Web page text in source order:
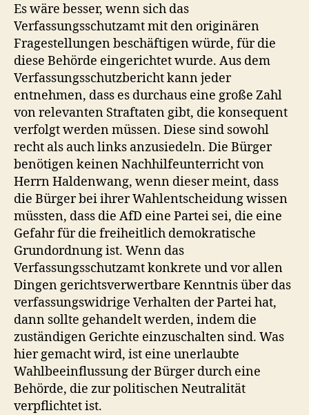
Es wäre besser, wenn sich das
Verfassungsschutzamt mit den originären
Fragestellungen beschäftigen würde, für die
diese Behörde eingerichtet wurde. Aus dem
Verfassungsschutzbericht kann jeder
entnehmen, dass es durchaus eine große Zahl
von relevanten Straftaten gibt, die konsequent
verfolgt werden müssen. Diese sind sowohl
recht als auch links anzusiedeln. Die Bürger
benötigen keinen Nachhilfeunterricht von
Herrn Haldenwang, wenn dieser meint, dass
die Bürger bei ihrer Wahlentscheidung wissen
müssten, dass die AfD eine Partei sei, die eine
Gefahr für die freiheitlich demokratische
Grundordnung ist. Wenn das
Verfassungsschutzamt konkrete und vor allen
Dingen gerichtsverwertbare Kenntnis über das
verfassungswidrige Verhalten der Partei hat,
dann sollte gehandelt werden, indem die
zuständigen Gerichte einzuschalten sind. Was
hier gemacht wird, ist eine unerlaubte
Wahlbeeinflussung der Bürger durch eine
Behörde, die zur politischen Neutralität
verpflichtet ist.